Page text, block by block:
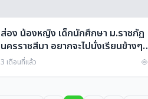
ส่อง น้องหญิง เด็กนักศึกษา ม.ราชภัฏ
นครราชสีมา อยากจะไปนั่งเรียนข้างๆ
เธอจริงๆเล้ย ใครชอบสาวๆสวยๆ ต้อง
3 เดือนที่แล้ว